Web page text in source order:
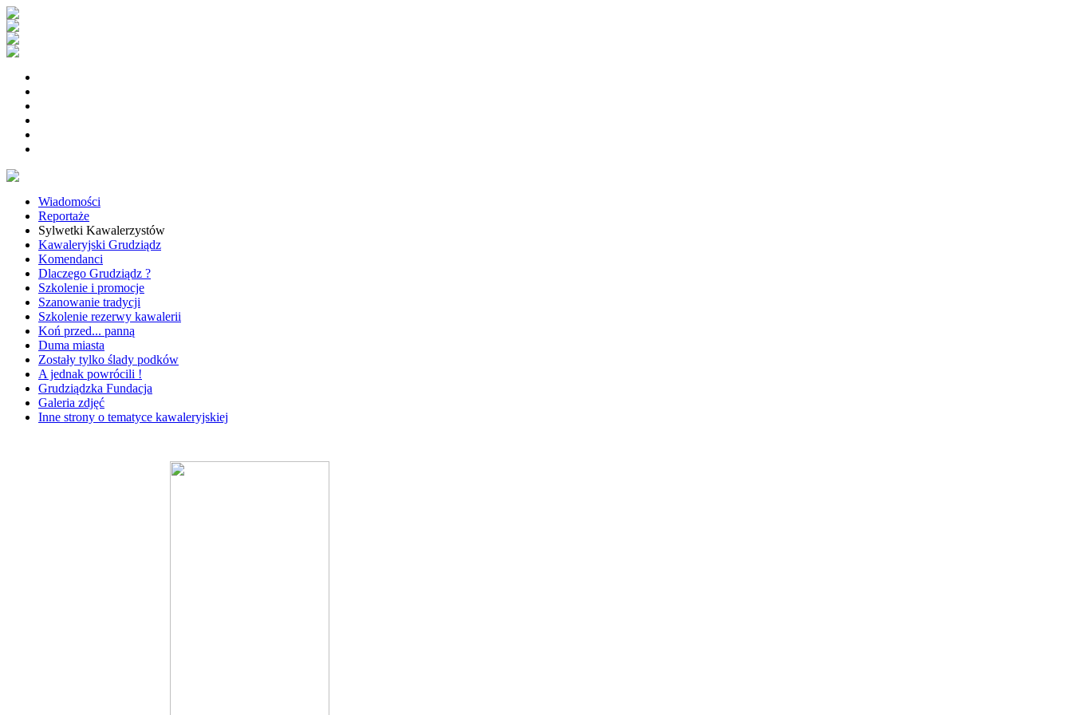
Wiadomości
Reportaże
Sylwetki Kawalerzystów
Kawaleryjski Grudziądz
Komendanci
Dlaczego Grudziądz ?
Szkolenie i promocje
Szanowanie tradycji
Szkolenie rezerwy kawalerii
Koń przed... panną
Duma miasta
Zostały tylko ślady podków
A jednak powrócili !
Grudziądzka Fundacja
Galeria zdjęć
Inne strony o tematyce kawaleryjskiej